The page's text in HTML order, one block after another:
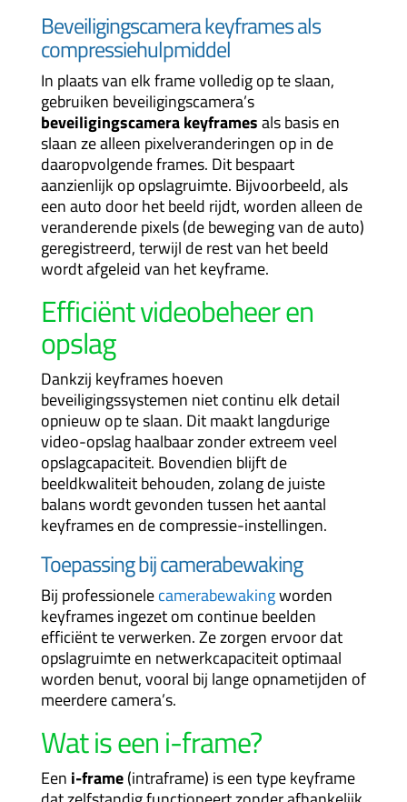
Beveiligingscamera keyframes als
compressiehulpmiddel
In plaats van elk frame volledig op te slaan,
gebruiken beveiligingscamera’s
beveiligingscamera keyframesals basis en
slaan ze alleen pixelveranderingen op in de
daaropvolgende frames. Dit bespaart
aanzienlijk op opslagruimte. Bijvoorbeeld, als
een auto door het beeld rijdt, worden alleen de
veranderende pixels (de beweging van de auto)
geregistreerd, terwijl de rest van het beeld
wordt afgeleid van het keyframe.
Efficiënt videobeheer en
opslag
Dankzij keyframes hoeven
beveiligingssystemen niet continu elk detail
opnieuw op te slaan. Dit maakt langdurige
video-opslag haalbaar zonder extreem veel
opslagcapaciteit. Bovendien blijft de
beeldkwaliteit behouden, zolang de juiste
balans wordt gevonden tussen het aantal
keyframes en de compressie-instellingen.
Toepassing bijcamerabewaking
Bij professionelecamerabewakingworden
keyframes ingezet om continue beelden
efficiënt te verwerken. Ze zorgen ervoor dat
opslagruimte en netwerkcapaciteit optimaal
worden benut, vooral bij lange opnametijden of
meerdere camera’s.
Wat is een i-frame?
Een i-frame(intraframe) is een type keyframe